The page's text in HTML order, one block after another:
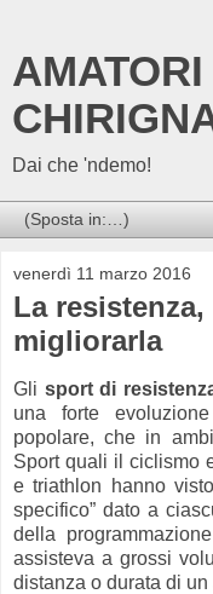
Dai che 'ndemo!
venerdì 11 marzo 2016
La
migliorarla
Gli sport di
una forte
popolare, che in
Sport quali il ciclismo
e triathlon hanno
specifico” dato a
della
assisteva a grossi
distanza o durata di